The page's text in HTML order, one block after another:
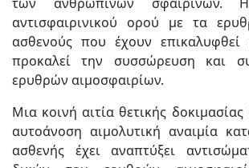
των ανθρώπινων σφαιρινών.
αντισφαιρινικού ορού με τα
ασθενούς που έχουν επικαλυφθεί
προκαλεί την συσσώρευση και
ερυθρών αιμοσφαιρίων.
Μια κοινή αιτία θετικής
αυτοάνοση αιμολυτική αναιμία
ασθενής έχει αναπτύξει